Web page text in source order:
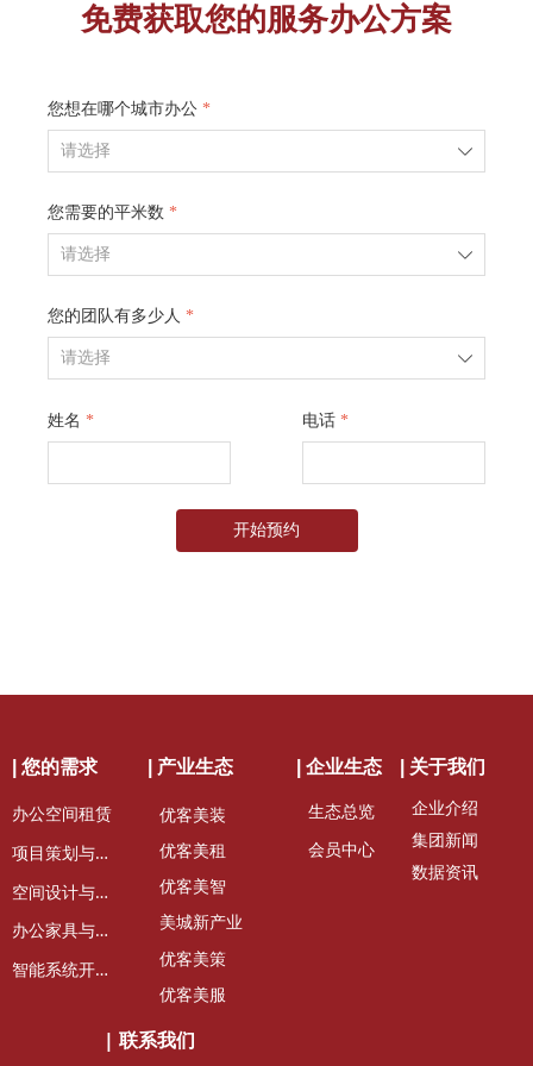
免费获取您的服务办公方案
您想在哪个城市办公 *
ꄳ
您需要的平米数 *
ꄳ
您的团队有多少人 *
ꄳ
姓名 * 电话 *
开始预约
办公空间租赁
项
目策划与定位
空
间设计与装修
办
公家具与租赁
智
能系统开发维护
| 您的需求
优客美装
优客美租
优客美智
美城新产业
优客美策
优客美服
| 产业生态
生态总览
会员中心
| 企业生态 | 关于我们
企业介绍
集团新闻
数据资讯
| 联系我们